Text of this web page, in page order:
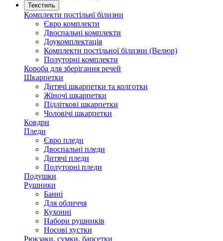
Текстиль
Комплекти постільнї білизни
Євро комплекти
Двоспальні комплекти
Доукомплектація
Комплекти постільної білизни (Велюр)
Полуторні комплекти
Короба для зберігання речей
Шкарпетки
Дитячі шкарпетки та колготки
Жіночі шкарпетки
Підліткові шкарпетки
Чоловічі шкарпетки
Ковдри
Пледи
Євро пледи
Двоспальні пледи
Дитячі пледи
Полуторні пледи
Подушки
Рушники
Банні
Для обличчя
Кухонні
Набори рушників
Носові хустки
Рюкзаки, сумки, барсетки